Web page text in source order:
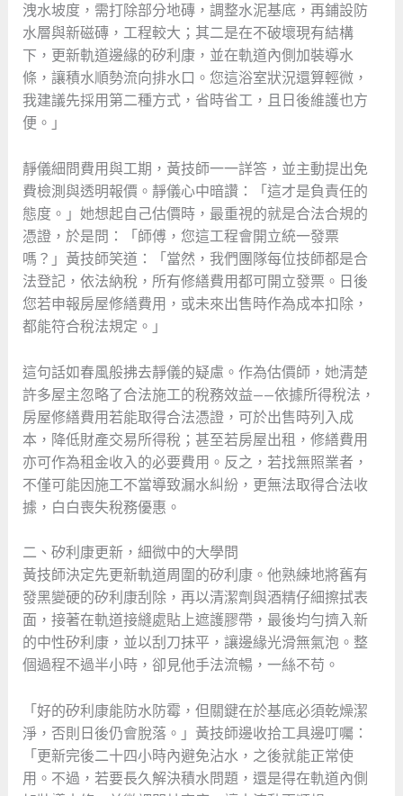
洩水坡度，需打除部分地磚，調整水泥基底，再鋪設防
水層與新磁磚，工程較大；其二是在不破壞現有結構
下，更新軌道邊緣的矽利康，並在軌道內側加裝導水
條，讓積水順勢流向排水口。您這浴室狀況還算輕微，
我建議先採用第二種方式，省時省工，且日後維護也方
便。」
靜儀細問費用與工期，黃技師一一詳答，並主動提出免
費檢測與透明報價。靜儀心中暗讚：「這才是負責任的
態度。」她想起自己估價時，最重視的就是合法合規的
憑證，於是問：「師傅，您這工程會開立統一發票
嗎？」黃技師笑道：「當然，我們團隊每位技師都是合
法登記，依法納稅，所有修繕費用都可開立發票。日後
您若申報房屋修繕費用，或未來出售時作為成本扣除，
都能符合稅法規定。」
這句話如春風般拂去靜儀的疑慮。作為估價師，她清楚
許多屋主忽略了合法施工的稅務效益——依據所得稅法，
房屋修繕費用若能取得合法憑證，可於出售時列入成
本，降低財產交易所得稅；甚至若房屋出租，修繕費用
亦可作為租金收入的必要費用。反之，若找無照業者，
不僅可能因施工不當導致漏水糾紛，更無法取得合法收
據，白白喪失稅務優惠。
二、矽利康更新，細微中的大學問
黃技師決定先更新軌道周圍的矽利康。他熟練地將舊有
發黑變硬的矽利康刮除，再以清潔劑與酒精仔細擦拭表
面，接著在軌道接縫處貼上遮護膠帶，最後均勻擠入新
的中性矽利康，並以刮刀抹平，讓邊緣光滑無氣泡。整
個過程不過半小時，卻見他手法流暢，一絲不苟。
「好的矽利康能防水防霉，但關鍵在於基底必須乾燥潔
淨，否則日後仍會脫落。」黃技師邊收拾工具邊叮囑：
「更新完後二十四小時內避免沾水，之後就能正常使
用。不過，若要長久解決積水問題，還是得在軌道內側